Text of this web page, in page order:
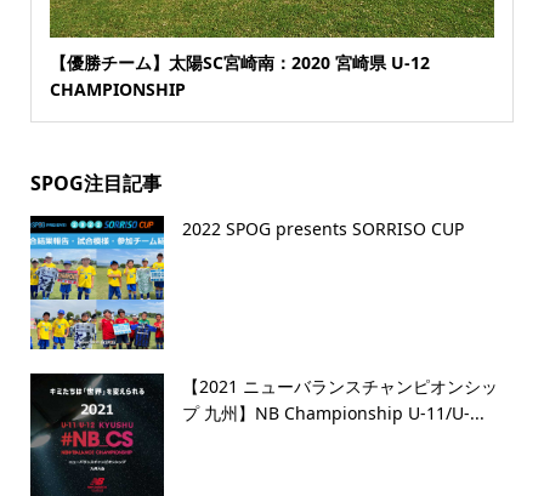
【優勝チーム】太陽SC宮崎南：2020 宮崎県 U-12
CHAMPIONSHIP
SPOG注目記事
2022 SPOG presents SORRISO CUP
【2021 ニューバランスチャンピオンシッ
プ 九州】NB Championship U-11/U-...